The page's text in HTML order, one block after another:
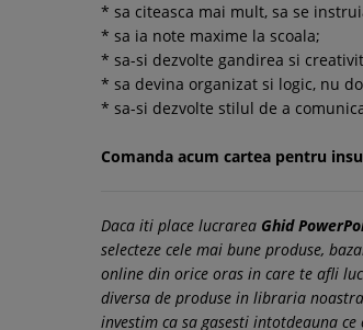
* sa citeasca mai mult, sa se
* sa ia note maxime la scoala;
* sa-si dezvolte gandirea si
* sa devina organizat si logic, nu
* sa-si dezvolte stilul de a
Comanda acum cartea pentru
Daca iti place lucrarea Ghid
selecteze cele mai bune produse,
online din orice oras in care te afli
diversa de produse in libraria
investim ca sa gasesti intotdeauna